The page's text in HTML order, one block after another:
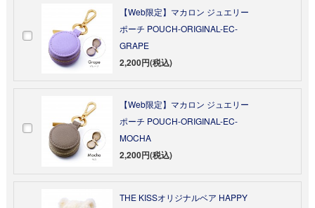
【Web限定】マカロン ジュエリー
ポーチ POUCH-ORIGINAL-EC-
GRAPE
2,200円(税込)
【Web限定】マカロン ジュエリー
ポーチ POUCH-ORIGINAL-EC-
MOCHA
2,200円(税込)
THE KISSオリジナルベア HAPPY